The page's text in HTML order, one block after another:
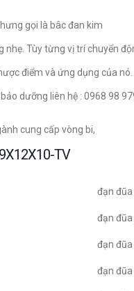
gọi là bâc đan kim
Tùy từng vị trí chuyển
điểm và ứng dụng của nó.
dưỡng liên hệ : 0968 98
cung cấp vòng bi,
TV
đạn đũa
đạn đũa
đạn đũa
đạn đũa